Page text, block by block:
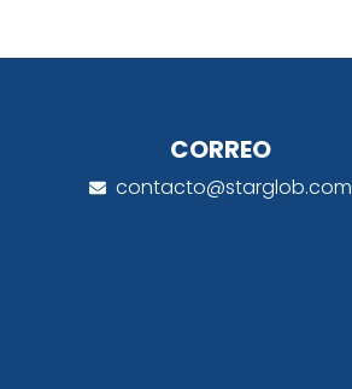
CORREO
contacto@starglob.com